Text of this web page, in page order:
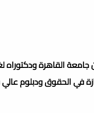
القاهرة ودكتوراه
في الحقوق ودبلوم